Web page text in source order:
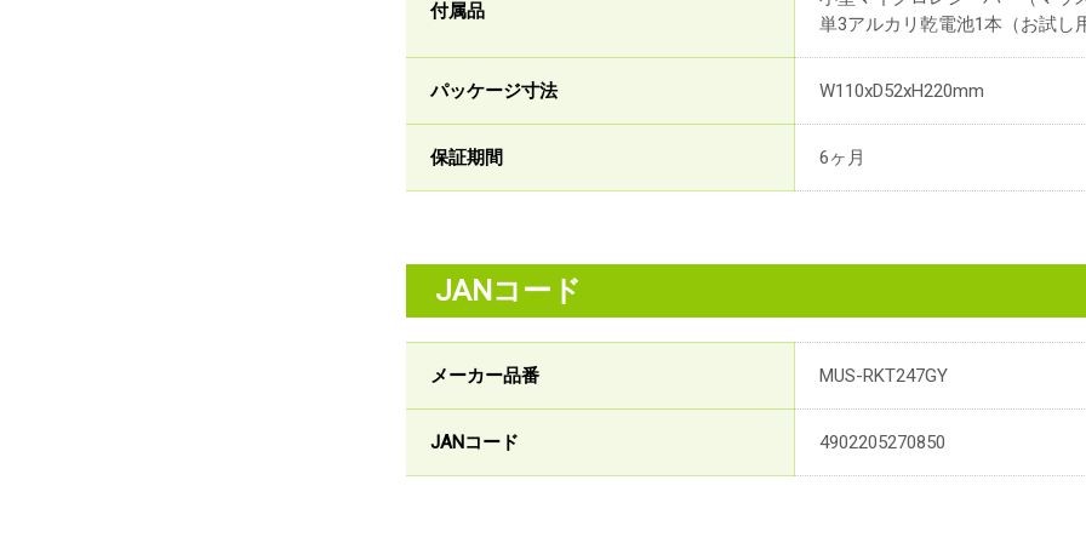
付属品
単3アルカリ乾電池1本（お試し
パッケージ寸法 W110xD52xH220mm
保証期間 6ヶ月
JANコード
メーカー品番 MUS-RKT247GY
JANコード 4902205270850